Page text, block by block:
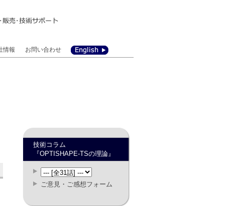
情報 お問い合わせ
技術コラム
『OPTISHAPE-TSの理論』
ご意見・ご感想フォーム